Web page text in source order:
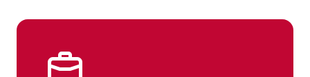
Jobs in Branchen